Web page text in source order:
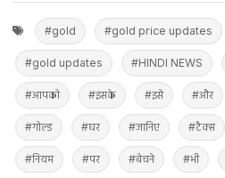
#gold #gold price updates
#gold updates #HINDI NEWS
#आपको #इसके #इसे #और
#गोल्ड #घर #जानिए #टैक्स
#नियम #पर #बेचने #भी